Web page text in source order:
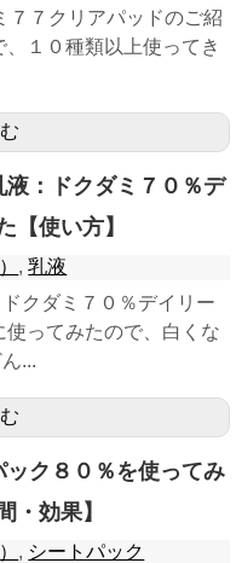
７７クリアパッドのご紹
１０種類以上使ってき
液：ドクダミ７０％デ
【使い方】
,乳液
クダミ７０％デイリー
使ってみたので、白くな
...
ック８０％を使ってみ
・効果】
, シートパック